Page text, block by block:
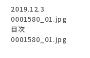
2019.12.3
0001580_01.jpg
目次
0001580_01.jpg